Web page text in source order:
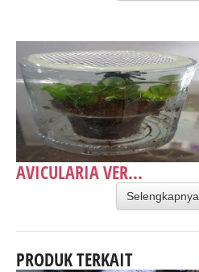
AVICULARIA VER...
Selengkapnya
PRODUK TERKAIT